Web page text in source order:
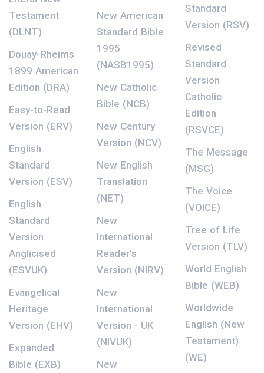
Testament
(DLNT)
Douay-Rheims
1899 American
Edition (DRA)
Easy-to-Read
Version (ERV)
English
Standard
Version (ESV)
English
Standard
Version
Anglicised
(ESVUK)
Evangelical
Heritage
Version (EHV)
Expanded
Bible (EXB)
New American
Standard Bible
1995
(NASB1995)
New Catholic
Bible (NCB)
New Century
Version (NCV)
New English
Translation
(NET)
New
International
Reader's
Version (NIRV)
New
International
Version - UK
(NIVUK)
New
Standard
Version (RSV)
Revised
Standard
Version
Catholic
Edition
(RSVCE)
The Message
(MSG)
The Voice
(VOICE)
Tree of Life
Version (TLV)
World English
Bible (WEB)
Worldwide
English (New
Testament)
(WE)